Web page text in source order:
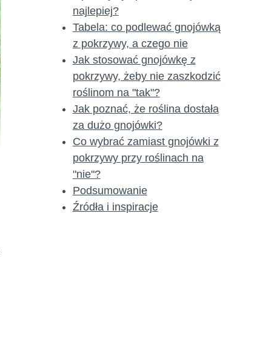
najlepiej?
Tabela: co podlewać gnojówką
z pokrzywy, a czego nie
Jak stosować gnojówkę z
pokrzywy, żeby nie zaszkodzić
roślinom na "tak"?
Jak poznać, że roślina dostała
za dużo gnojówki?
Co wybrać zamiast gnojówki z
pokrzywy przy roślinach na
"nie"?
Podsumowanie
Źródła i inspiracje